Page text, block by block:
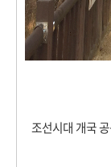
조선시대 개국